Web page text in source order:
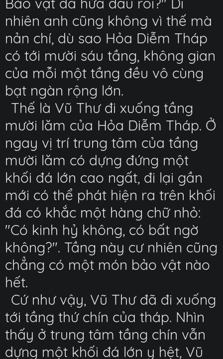
nhiên anh cũng không vì thế mà
nản chí, dù sao Hỏa Diễm Tháp
có tới mười sáu tầng, không gian
của mỗi một tầng đều vô cùng
bạt ngàn rộng lớn.
Thế là Vũ Thư đi xuống tầng
mười lăm của Hỏa Diễm Tháp. Ở
ngay vị trí trung tâm của tầng
mười lăm có dựng đứng một
khối đá lớn cao ngất, đi lại gần
mới có thể phát hiện ra trên khối
đá có khắc một hàng chữ nhỏ:
"Có kinh hỷ không, có bất ngờ
không?". Tầng này cư nhiên cũng
chẳng có một món bảo vật nào
hết.
Cứ như vậy, Vũ Thư đã đi xuống
tới tầng thứ chín của tháp. Nhìn
thấy ở trung tâm tầng chín vẫn
dựng một khối đá lớn y hệt, Vũ